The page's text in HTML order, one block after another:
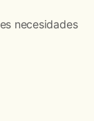
necesidades